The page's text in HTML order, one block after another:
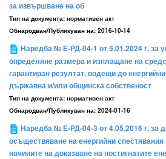
за извършване на об
Тип на документа: нормативен акт
Обнародван/Публикуван на: 2016-10-14
Наредба № Е-РД-04-1 от 5.01.2024 г. за
определяне размера и изплащане на
гарантиран резултат, водещи до
държавна и/или общинска собственост
Тип на документа: нормативен акт
Обнародван/Публикуван на: 2024-01-16
Наредба № Е-РД-04-3 от 4.05.2016 г. за
осъществяване на енергийни спестявания
начините на доказване на постигнатите